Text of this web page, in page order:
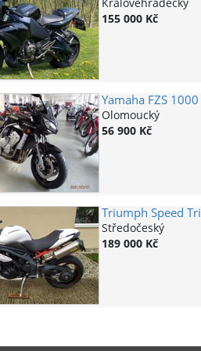
155 000 Kč
Yamaha FZS
Olomoucký
56 900 Kč
Triumph Speed
Středočeský
189 000 Kč